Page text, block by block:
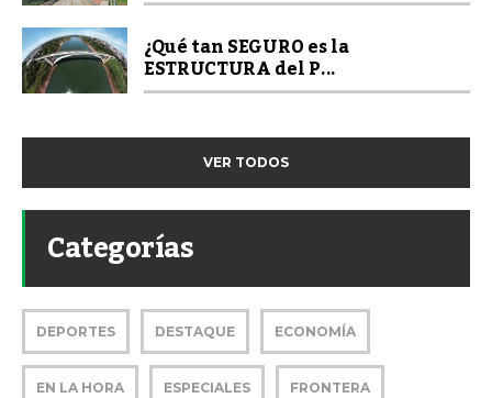
¿Qué tan SEGURO es la
ESTRUCTURA del P...
VER TODOS
Categorías
DEPORTES DESTAQUE ECONOMÍA
EN LA HORA ESPECIALES FRONTERA